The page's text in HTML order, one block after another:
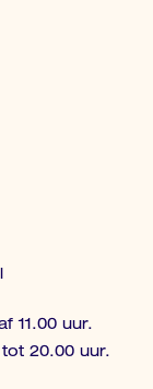
11.00 uur.
20.00 uur.